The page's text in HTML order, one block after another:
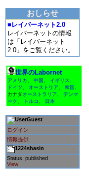
おしらせ
■レイバーネット2.0
レイバーネットの情報
は「レイバーネット
2.0」をご覧ください。
世界のLabornet
アメリカ 中国 イギリス
ドイツ
オーストリア 韓国
カナダオーストラリア
デンマ
ーク
トルコ 日本
Guest
ログイン
情報提供
1224shasin
Status: published
View